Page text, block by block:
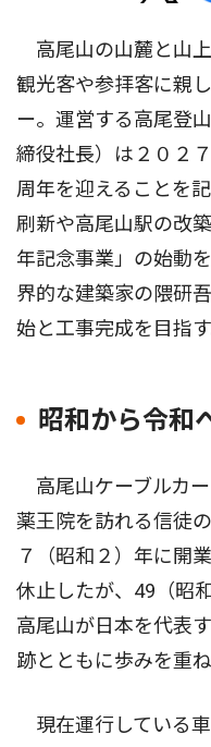
高尾山の山麓と山
観光客や参拝客に親
ー。運営する高尾登
締役社長）は２０２
周年を迎えることを
刷新や高尾山駅の改
年記念事業」の始動
界的な建築家の隈研
始と工事完成を目指す
昭和から令和
高尾山ケーブルカ
薬王院を訪れる信徒
７（昭和２）年に開
休止したが、49（昭
高尾山が日本を代表
跡とともに歩みを重ね
現在運行している